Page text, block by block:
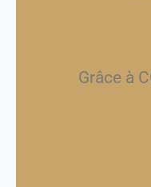
Grâce à